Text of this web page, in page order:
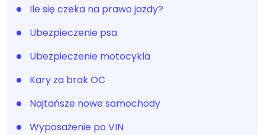
Ile się czeka na prawo jazdy?
Ubezpieczenie psa
Ubezpieczenie motocykla
Kary za brak OC
Najtańsze nowe samochody
Wyposażenie po VIN